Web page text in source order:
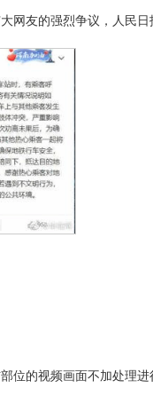
网友的强烈争议，人民日
位的视频画面不加处理